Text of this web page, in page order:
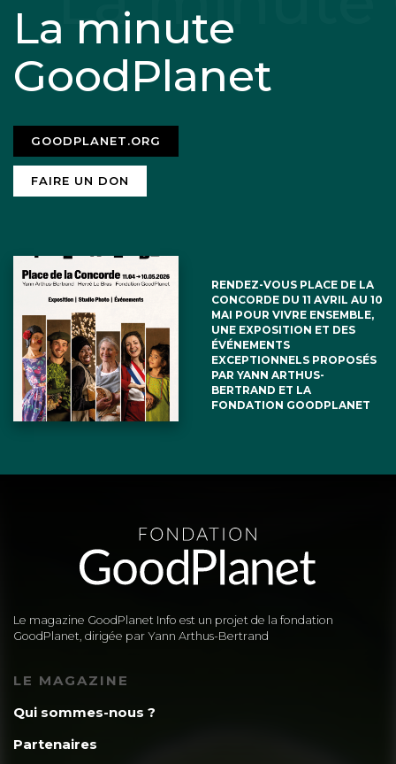
La minute
GoodPlanet
GOODPLANET.ORG
FAIRE UN DON
RENDEZ-VOUS PLACE DE LA
CONCORDE DU 11 AVRIL AU 10
MAI POUR VIVRE ENSEMBLE,
UNE EXPOSITION ET DES
ÉVÉNEMENTS
EXCEPTIONNELS PROPOSÉS
PAR YANN ARTHUS-
BERTRAND ET LA
FONDATION GOODPLANET
Le magazine GoodPlanet Info est un projet de la fondation
GoodPlanet, dirigée par Yann Arthus-Bertrand
LE MAGAZINE
Qui sommes-nous ?
Partenaires